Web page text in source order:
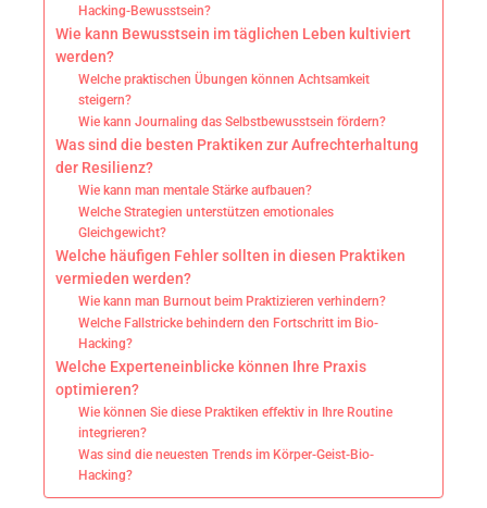
Hacking-Bewusstsein?
Wie kann Bewusstsein im täglichen Leben kultiviert
werden?
Welche praktischen Übungen können Achtsamkeit
steigern?
Wie kann Journaling das Selbstbewusstsein fördern?
Was sind die besten Praktiken zur Aufrechterhaltung
der Resilienz?
Wie kann man mentale Stärke aufbauen?
Welche Strategien unterstützen emotionales
Gleichgewicht?
Welche häufigen Fehler sollten in diesen Praktiken
vermieden werden?
Wie kann man Burnout beim Praktizieren verhindern?
Welche Fallstricke behindern den Fortschritt im Bio-
Hacking?
Welche Experteneinblicke können Ihre Praxis
optimieren?
Wie können Sie diese Praktiken effektiv in Ihre Routine
integrieren?
Was sind die neuesten Trends im Körper-Geist-Bio-
Hacking?